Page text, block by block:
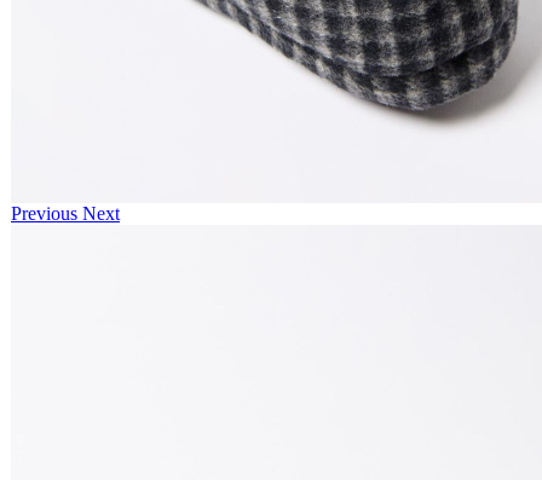
Previous Next